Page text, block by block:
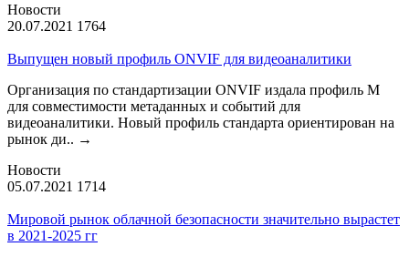
Новости
20.07.2021 1764
Выпущен новый профиль ONVIF для видеоаналитики
Организация по стандартизации ONVIF издала профиль М
для совместимости метаданных и событий для
видеоаналитики. Новый профиль стандарта ориентирован на
рынок ди.. →
Новости
05.07.2021 1714
Мировой рынок облачной безопасности значительно вырастет
в 2021-2025 гг